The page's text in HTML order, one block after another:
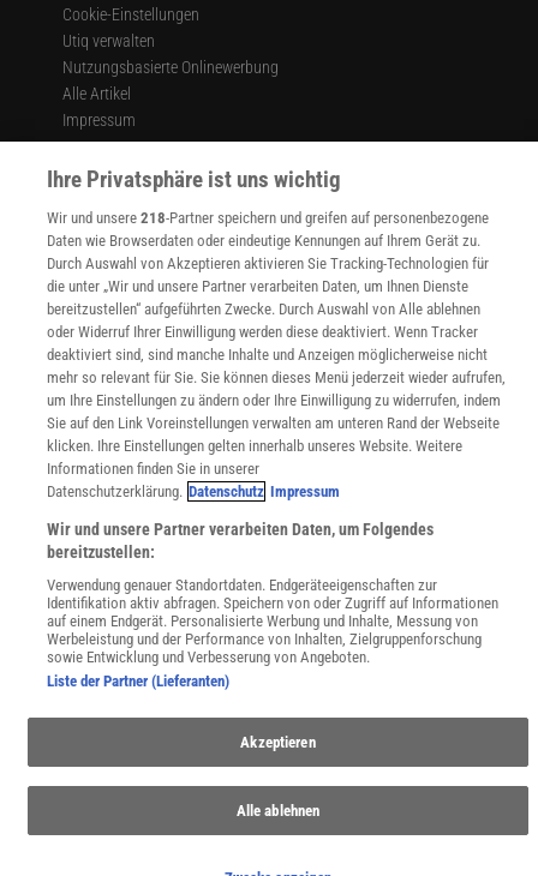
Cookie-Einstellungen
Utiq verwalten
Nutzungsbasierte Onlinewerbung
Alle Artikel
Impressum
Angebote für Schulen
Angebote für Institutionen
Sprachen lernen mit Gymglish
Lexika
Für Spektrum schreiben
Zugänglichkeitserklärung
WEBSEITEN
KielSCN
Wissenschaft in die Schulen
SciLogs
Uns finden Sie auch hier:
Ihre Privatsphäre ist uns wichtig
Wir und unsere218-Partner speichern und greifen auf personenbezogene
Daten wie Browserdaten oder eindeutige Kennungen auf Ihrem Gerät zu.
Durch Auswahl von Akzeptieren aktivieren Sie Tracking-Technologien für
die unter „Wir und unsere Partner verarbeiten Daten, um Ihnen Dienste
bereitzustellen“ aufgeführten Zwecke. Durch Auswahl von Alle ablehnen
oder Widerruf Ihrer Einwilligung werden diese deaktiviert. Wenn Tracker
deaktiviert sind, sind manche Inhalte und Anzeigen möglicherweise nicht
mehr so relevant für Sie. Sie können dieses Menü jederzeit wieder aufrufen,
um Ihre Einstellungen zu ändern oder Ihre Einwilligung zu widerrufen, indem
Sie auf den Link Voreinstellungen verwalten am unteren Rand der Webseite
klicken. Ihre Einstellungen gelten innerhalb unseres Website. Weitere
Informationen finden Sie in unserer
Datenschutzerklärung. Datenschutz Impressum
Wir und unsere Partner verarbeiten Daten, um Folgendes
bereitzustellen:
Verwendung genauer Standortdaten. Endgeräteeigenschaften zur
Identifikation aktiv abfragen. Speichern von oder Zugriff auf Informationen
auf einem Endgerät. Personalisierte Werbung und Inhalte, Messung von
Werbeleistung und der Performance von Inhalten, Zielgruppenforschung
sowie Entwicklung und Verbesserung von Angeboten.
Liste der Partner (Lieferanten)
Akzeptieren
Alle ablehnen